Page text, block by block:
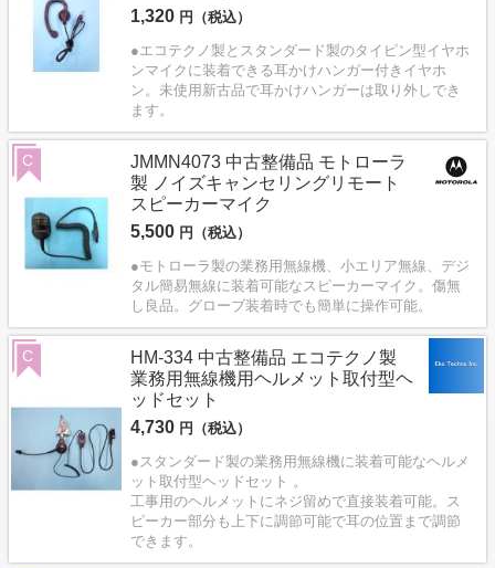
1,320 円（税込）
●エコテクノ製とスタンダード製のタイピン型イヤホ
ンマイクに装着できる耳かけハンガー付きイヤホ
ン。未使用新古品で耳かけハンガーは取り外しでき
ます。
JMMN4073 中古整備品 モトローラ
製 ノイズキャンセリングリモート
スピーカーマイク
5,500 円（税込）
●モトローラ製の業務用無線機、小エリア無線、デジ
タル簡易無線に装着可能なスピーカーマイク。傷無
し良品。グローブ装着時でも簡単に操作可能。
C
HM-334 中古整備品 エコテクノ製
業務用無線機用ヘルメット取付型ヘ
ッドセット
4,730 円（税込）
●スタンダード製の業務用無線機に装着可能なヘルメ
ット取付型ヘッドセット 。
工事用のヘルメットにネジ留めで直接装着可能。ス
ピーカー部分も上下に調節可能で耳の位置まで調節
できます。
C